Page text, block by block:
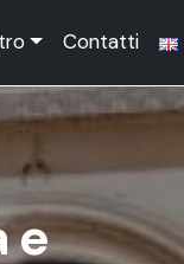
Contatti
e